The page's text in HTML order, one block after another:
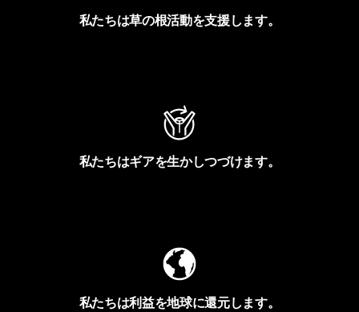
私たちは草の根活動を支援します。
私たちはギアを生かしつづけます。
私たちは利益を地球に還元します。